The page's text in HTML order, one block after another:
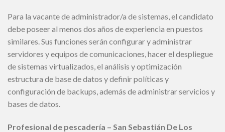
Para la vacante de administrador/a de sistemas, el candidato
debe poseer al menos dos años de experiencia en puestos
similares. Sus funciones serán configurar y administrar
servidores y equipos de comunicaciones, hacer el despliegue
de sistemas virtualizados, el análisis y optimización
estructura de base de datos y definir políticas y
configuración de backups, además de administrar servicios y
bases de datos.
Profesional de pescadería – San Sebastián De Los